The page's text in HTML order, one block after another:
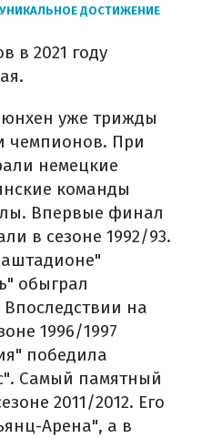
ДОСТИЖЕНИЕ
в 2021 году
уже трижды
чемпионов. При
немецкие
команды
Впервые финал
в сезоне 1992/93.
обыграл
на
1996/1997
победила
Самый памятный
2011/2012. Его
Арена", а в